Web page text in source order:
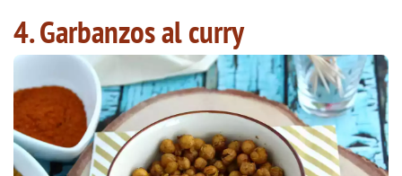
4. Garbanzos al curry